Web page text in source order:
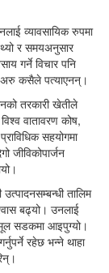
व्यावसायिक रुपमा
र समयअनुसार
गर्ने विचार पनि
अरु कसैले पत्याएनन्।
तरकारी खेतीले
वातावरण कोष,
सहयोगमा
जीविकोपार्जन
तालिम
बढ्यो। उनलाई
सडकमा आइपुग्यो।
रहेछ भन्ने थाहा